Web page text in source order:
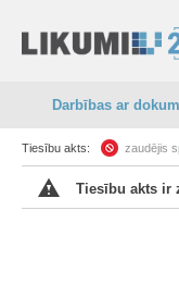
Darbības ar
Tiesību akts: zaudējis
Tiesību akts ir